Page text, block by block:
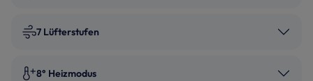
7 Lüfterstufen
8° Heizmodus